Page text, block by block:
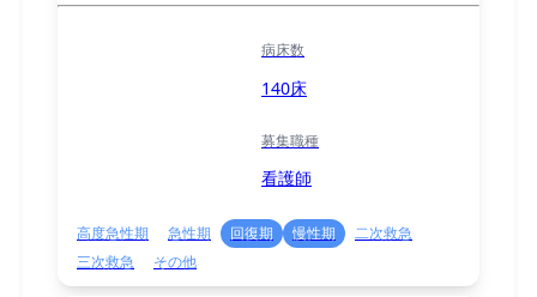
病床数
140床
募集職種
看護師
高度急性期 急性期 回復期 慢性期
二次救急
三次救急
その他